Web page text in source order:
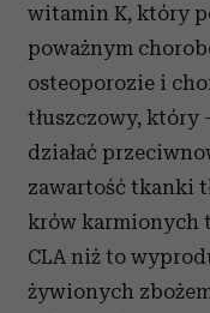
witamin K, który
poważnym
osteoporozie i
tłuszczowy, który
działać
zawartość tkanki
krów karmionych
CLA niż to
żywionych